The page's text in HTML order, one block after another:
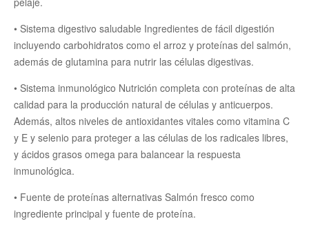
• Sistema digestivo saludable Ingredientes de fácil digestión
incluyendo carbohidratos como el arroz y proteínas del salmón,
además de glutamina para nutrir las células digestivas.
• Sistema inmunológico Nutrición completa con proteínas de alta
calidad para la producción natural de células y anticuerpos.
Además, altos niveles de antioxidantes vitales como vitamina C
y E y selenio para proteger a las células de los radicales libres,
y ácidos grasos omega para balancear la respuesta
inmunológica.
• Fuente de proteínas alternativas Salmón fresco como
ingrediente principal y fuente de proteína.